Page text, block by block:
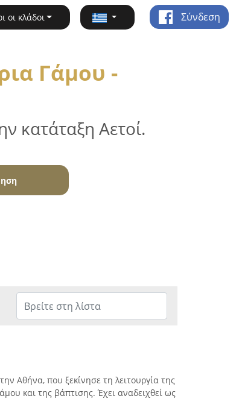
οι κλάδοι Σύνδεση
Γάμου -
κατάταξη Αετοί.
Αθήνα, που ξεκίνησε τη λειτουργία της
και της βάπτισης. Έχει αναδειχθεί ως